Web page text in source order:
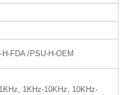
FDA /PSU-H-OEM
1KHz-10KHz, 10KHz-